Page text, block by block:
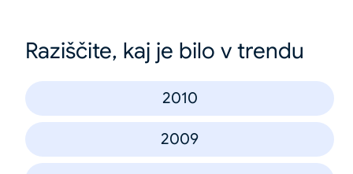
Raziščite, kaj je bilo v trendu
2010
2009